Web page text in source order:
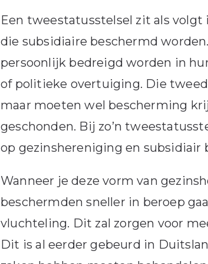
Een tweestatusstelsel zit als
die subsidiaire beschermd
persoonlijk bedreigd worden in
of politieke overtuiging. Die
maar moeten wel bescherming
geschonden. Bij zo’n
op gezinshereniging en
Wanneer je deze vorm van
beschermden sneller in beroep
vluchteling. Dit zal zorgen voor
Dit is al eerder gebeurd in